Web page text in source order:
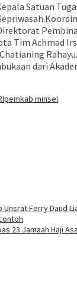
Satuan
Tim Achmad
dari
pemkab minsel
Unsrat Ferry Daud
23 Jamaah Haji